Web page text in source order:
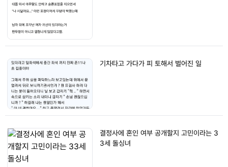
기차타고 가다가 피 토해서 벌어진 일
결정사에 혼인 여부 공개할지 고민이라는 3
3세 돌싱녀